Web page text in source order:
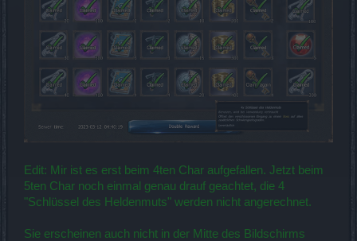
Edit: Mir ist es erst beim 4ten Char aufgefallen. Jetzt beim
5ten Char noch einmal genau drauf geachtet, die 4
"Schlüssel des Heldenmuts" werden nicht angerechnet.
Sie erscheinen auch nicht in der Mitte des Bildschirms